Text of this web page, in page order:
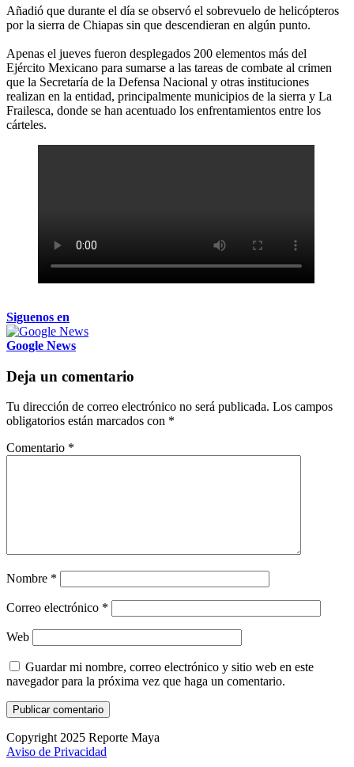
Añadió que durante el día se observó el sobrevuelo de helicópteros
por la sierra de Chiapas sin que descendieran en algún punto.
Apenas el jueves fueron desplegados 200 elementos más del
Ejército Mexicano para sumarse a las tareas de combate al crimen
que la Secretaría de la Defensa Nacional y otras instituciones
realizan en la entidad, principalmente municipios de la sierra y La
Frailesca, donde se han acentuado los enfrentamientos entre los
cárteles.
Siguenos en
Google News
Deja un comentario
Tu dirección de correo electrónico no será publicada. Los campos
obligatorios están marcados con *
Comentario *
Nombre *
Correo electrónico *
Web
Guardar mi nombre, correo electrónico y sitio web en este
navegador para la próxima vez que haga un comentario.
Copyright 2025 Reporte Maya
Aviso de Privacidad